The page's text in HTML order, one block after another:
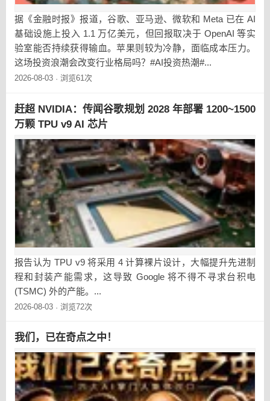
据《金融时报》报道，谷歌、亚马逊、微软和 Meta 已在 AI
基础设施上投入 1.1 万亿美元，但回报取决于 OpenAI 等实
验室能否持续获得输血。苹果则较为冷静，面临成本压力。
这场投资浪潮会改变行业格局吗？#AI投资热潮#...
2026-08-03 · 浏览61次
赶超 NVIDIA：传闻谷歌规划 2028 年部署 1200~1500
万颗 TPU v9 AI 芯片
报告认为 TPU v9 将采用 4 计算裸片设计，大幅提升先进制
程和封装产能需求，这导致 Google 将不得不寻求台积电
(TSMC) 外的产能。...
2026-08-03 · 浏览72次
我们，已在奇点之中！